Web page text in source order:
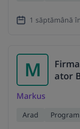
1 săptămână
M
ator
Markus
Arad